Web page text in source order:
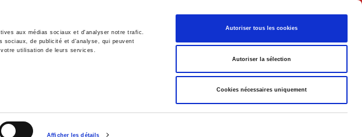
aux médias sociaux et d'analyser notre trafic.
sociaux, de publicité et d'analyse, qui peuvent
utilisation de leurs services.
Afficher les détails
Autoriser tous les cookies
Autoriser la sélection
Cookies nécessaires uniquement
English
Politics